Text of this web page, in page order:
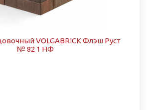
VOLGABRICK Флэш Руст
№ 82 1 НФ